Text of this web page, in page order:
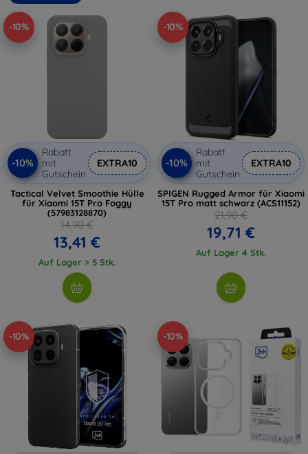
-10%
-10%
Rabatt
mit
Gutschein
EXTRA10
Tactical Velvet Smoothie Hülle
für Xiaomi 15T Pro Foggy
(57983128870)
14,90 €
13,41 €
Auf Lager > 5 Stk.
-10%
-10%
Rabatt
mit
Gutschein
EXTRA10
SPIGEN Rugged Armor für Xiaomi
15T Pro matt schwarz (ACS11152)
21,90 €
19,71 €
Auf Lager 4 Stk.
-10% -10%